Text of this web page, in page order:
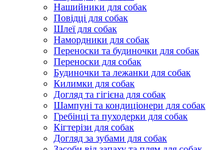
Нашийники для собак
Повідці для собак
Шлеї для собак
Намордники для собак
Переноски та будиночки для собак
Переноски для собак
Будиночки та лежанки для собак
Килимки для собак
Догляд та гігієна для собак
Шампуні та кондиціонери для собак
Гребінці та пуходерки для собак
Кігтерізи для собак
Догляд за зубами для собак